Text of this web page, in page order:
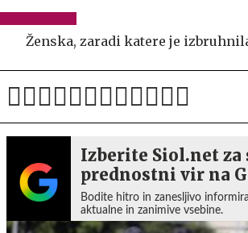
Ženska, zaradi katere je
Izberite Siol.net za
prednostni vir na
Bodite hitro in zanesljivo
aktualne in zanimive vsebine.